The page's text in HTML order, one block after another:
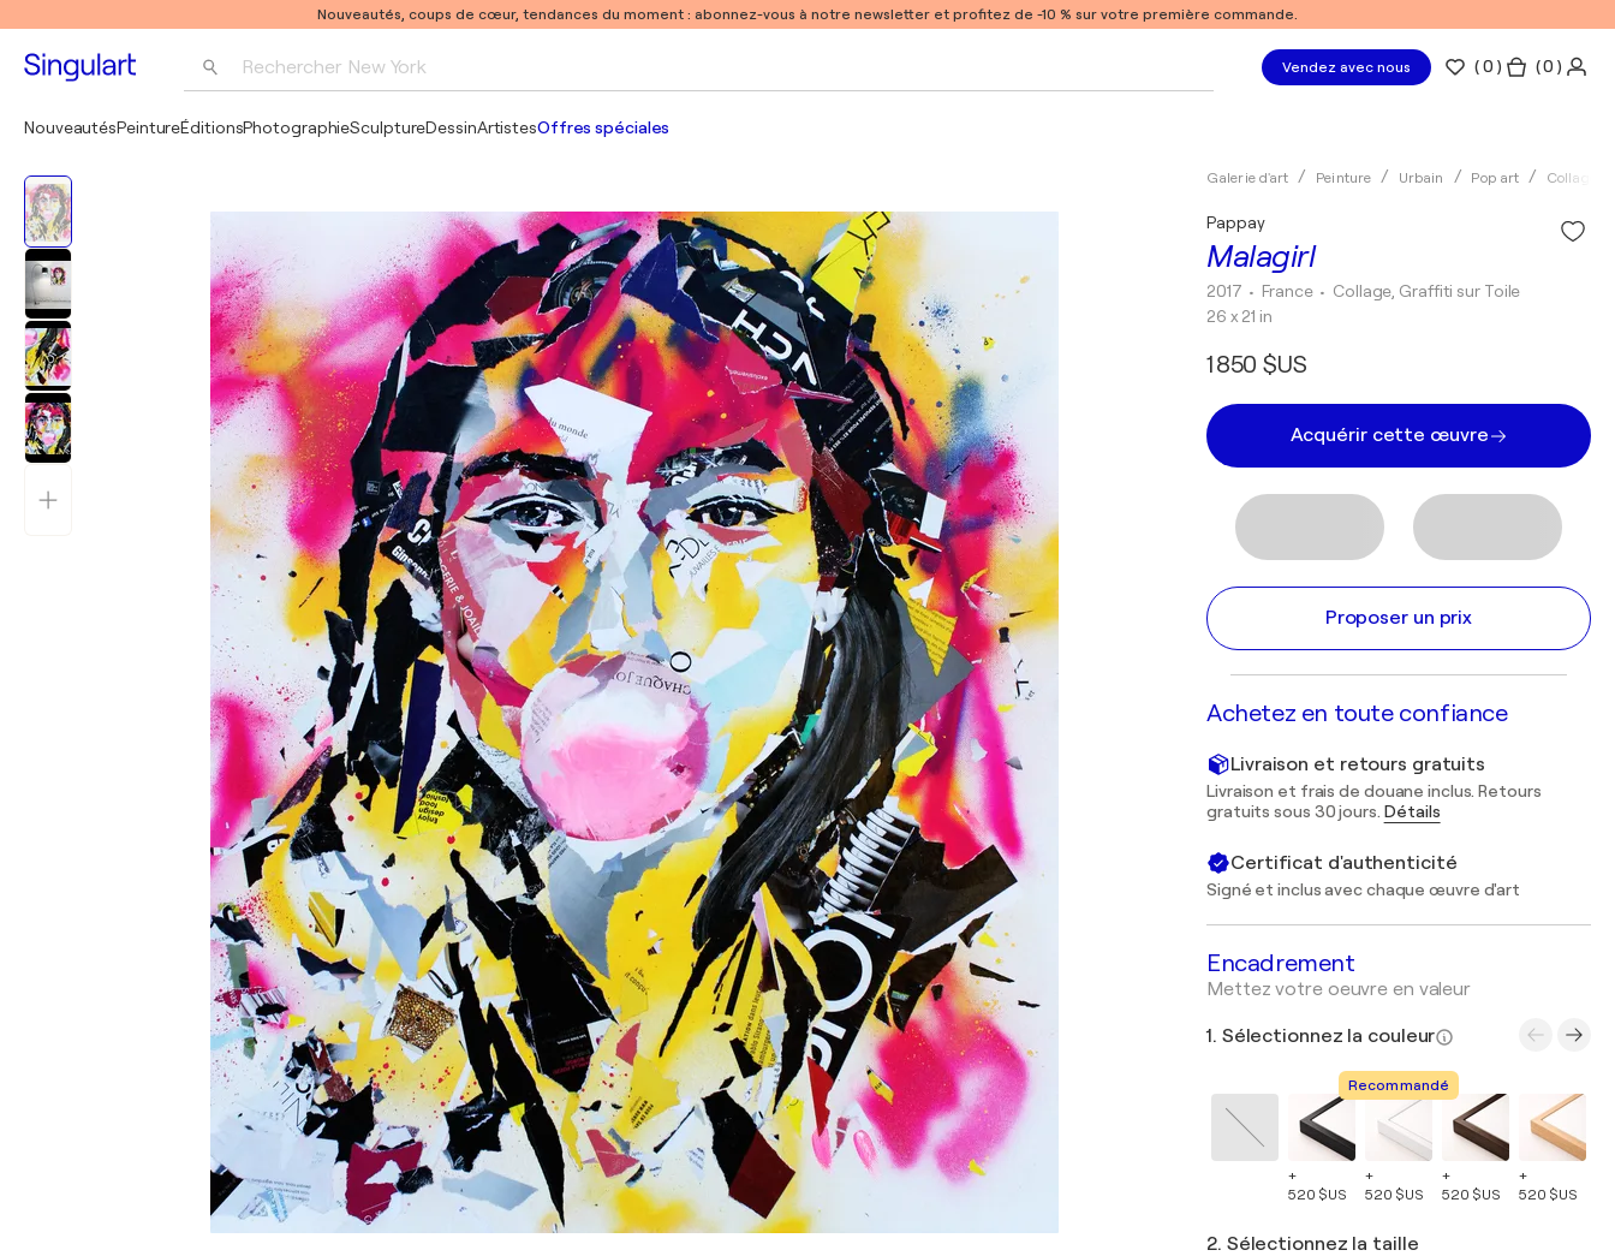
Nouveautés, coups de cœur, tendances du moment : abonnez-vous à notre newsletter et profitez de -10 % sur votre première commande.
Rechercher New York
Pablo Picasso
Vendez avec nous (0 ) ( 0 )
NouveautésPeintureÉditionsPhotographieSculptureDessinArtistesOffres spéciales
Galerie d'art Peinture Urbain Pop art Collage
Malagirl
Pappay
2017 • France • Collage, Graffiti sur Toile
26 x 21 in
1 850 $US
Acquérir cette œuvre
Proposer un prix
Achetez en toute confiance
Livraison et retours gratuits
Livraison et frais de douane inclus. Retours
gratuits sous 30 jours. Détails
Certificat d'authenticité
Signé et inclus avec chaque œuvre d'art
Encadrement
Mettez votre oeuvre en valeur
1. Sélectionnez la couleur
+
520 $US
Recommandé
+
520 $US
+
520 $US
+
520 $US
2. Sélectionnez la taille